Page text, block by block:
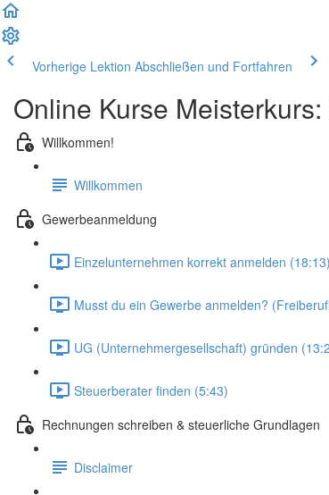
Vorherige Lektion Abschließen und Fortfahren
Online Kurse
Willkommen!
Willkommen
Gewerbeanmeldung
Einzelunternehmen korrekt anmelden (18:13)
Musst du ein Gewerbe anmelden?
UG (Unternehmergesellschaft) gründen
Steuerberater finden (5:43)
Rechnungen schreiben & steuerliche Grundlagen
Disclaimer